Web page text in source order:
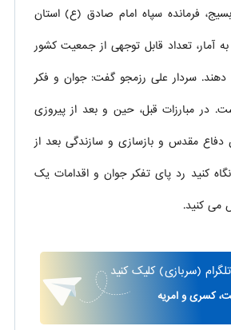
فرمانده سپاه امام صادق (ع) استان
آمار، تعداد قابل توجهی از جمعیت کشور
­دهند. سردار علی رزمجو گفت: جوان و فکر
در مبارزات قبل، حین و بعد از پیروزی
دفاع مقدس و بازسازی و سازندگی بعد از
کنید رد پای تفکر جوان و اقدامات یک
می کنید.
(سربازی) کلیک کنید
کسری و امریه